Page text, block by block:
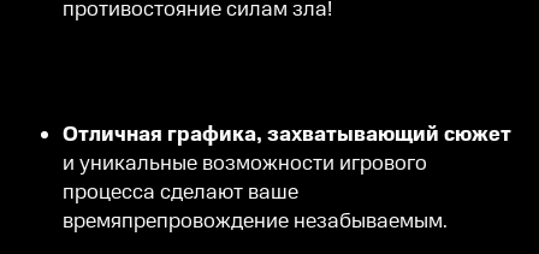
противостояние силам зла!
Отличная графика, захватывающий сюжет
и уникальные возможности игрового
процесса сделают ваше
времяпрепровождение незабываемым.